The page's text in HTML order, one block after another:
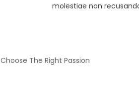
molestiae non
Choose The Right Passion